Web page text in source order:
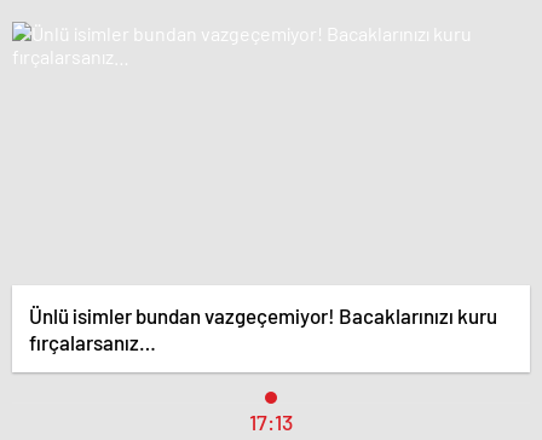
Ünlü isimler bundan vazgeçemiyor! Bacaklarınızı kuru
fırçalarsanız…
17:13